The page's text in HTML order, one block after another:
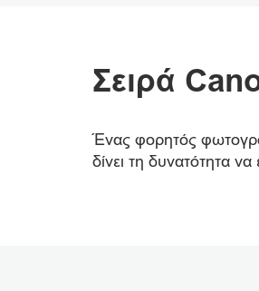
Σειρά
Ένας φορητός
δίνει τη δυνατότητα